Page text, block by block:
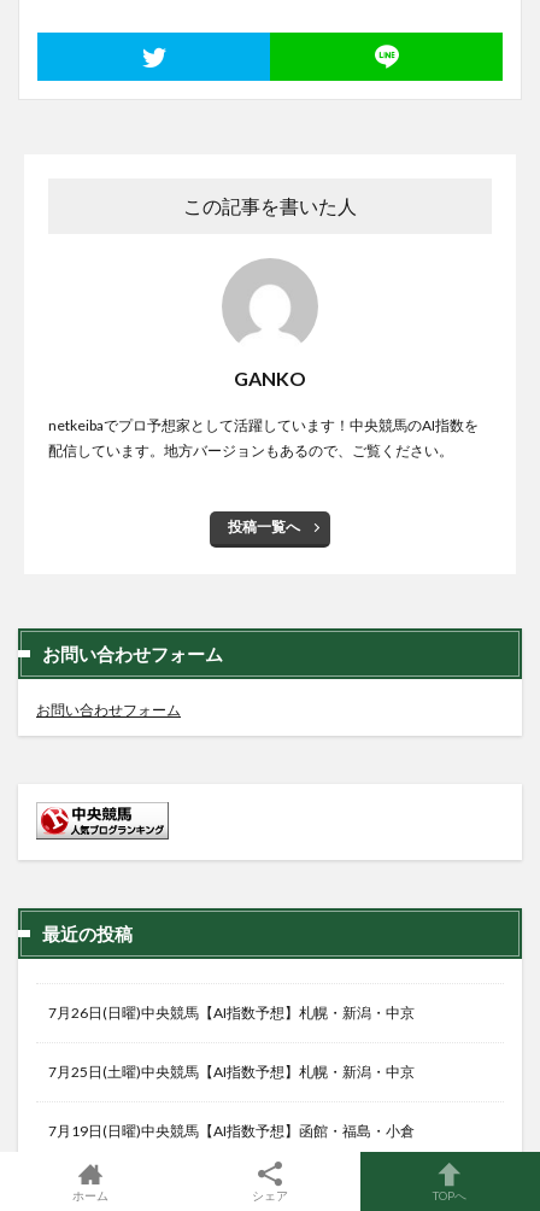
この記事を書いた人
GANKO
netkeibaでプロ予想家として活躍しています！中央競馬のAI指数を
配信しています。地方バージョンもあるので、ご覧ください。
投稿一覧へ
お問い合わせフォーム
お問い合わせフォーム
最近の投稿
7月26日(日曜)中央競馬【AI指数予想】札幌・新潟・中京
7月25日(土曜)中央競馬【AI指数予想】札幌・新潟・中京
7月19日(日曜)中央競馬【AI指数予想】函館・福島・小倉
7月18日(土曜)中央競馬【AI指数予想】函館・福島・小倉
ホーム シェア TOPへ